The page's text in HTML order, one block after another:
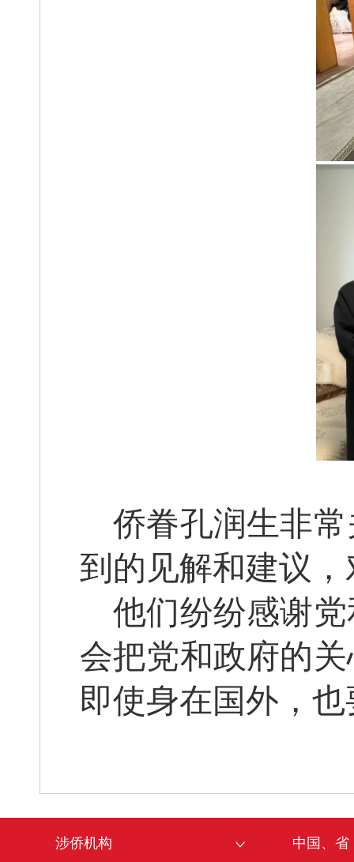
侨眷孔润生非
到的见解和建议
他们纷纷感谢
会把党和政府的
即使身在国外，
涉侨机构 中国、省